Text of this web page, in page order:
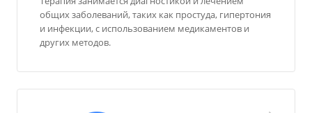
общих заболеваний, таких как простуда, гипертония
и инфекции, с использованием медикаментов и
других методов.